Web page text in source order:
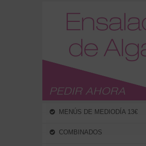
MENÚS DE MEDIODÍA 13€
COMBINADOS